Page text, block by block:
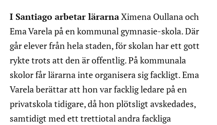
I Santiago arbetar lärarnaXimena Oullana och
Ema Varela på en kommunal gymnasie-skola. Där
går elever från hela staden, för skolan har ett gott
rykte trots att den är offentlig. På kommunala
skolor får lärarna inte organisera sig fackligt. Ema
Varela berättar att hon var facklig ledare på en
privatskola tidigare, då hon plötsligt avskedades,
samtidigt med ett trettiotal andra fackliga